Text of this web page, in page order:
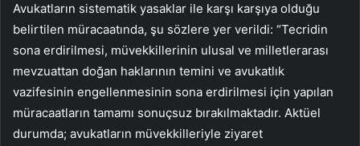
Avukatların sistematik yasaklar ile karşı karşıya olduğu
belirtilen müracaatında, şu sözlere yer verildi: “Tecridin
sona erdirilmesi, müvekkillerinin ulusal ve milletlerarası
mevzuattan doğan haklarının temini ve avukatlık
vazifesinin engellenmesinin sona erdirilmesi için yapılan
müracaatların tamamı sonuçsuz bırakılmaktadır. Aktüel
durumda; avukatların müvekkilleriyle ziyaret